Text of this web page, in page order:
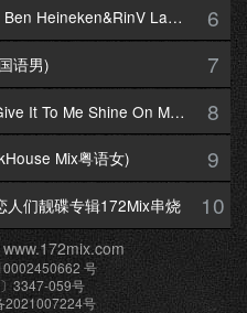
【DJ夜猫提供】Quay Theo Em - Ben Heineken&RinV LakHouse Mix 6
语男) 7
【DJ夜猫提供】KEY STUDIO - Give It To Me Shine On Me By Lambo Thea 8
Mix粤语女) 9
人们靓碟专辑172Mix串烧 10
号
3347-059号
2021007224号